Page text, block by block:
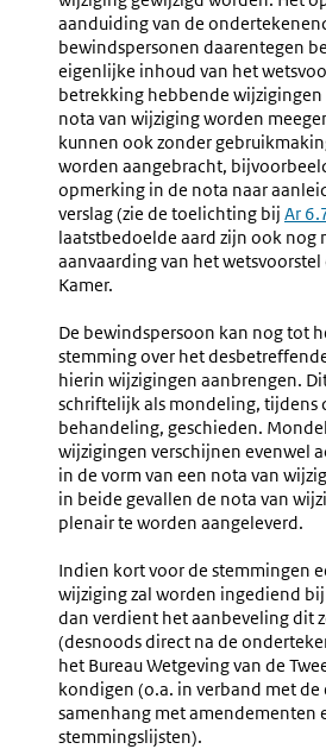
aanduiding van de
bewindspersonen daarentegen
eigenlijke inhoud van het
betrekking hebbende
nota van wijziging worden
kunnen ook zonder
worden aangebracht,
opmerking in de nota naar
verslag (zie de toelichting bij Ar
laatstbedoelde aard zijn ook nog
aanvaarding van het wetsvoorstel
Kamer.
De bewindspersoon kan nog tot
stemming over het
hierin wijzigingen aanbrengen.
schriftelijk als mondeling, tijdens
behandeling, geschieden.
wijzigingen verschijnen evenwel
in de vorm van een nota van
in beide gevallen de nota van
plenair te worden aangeleverd.
Indien kort voor de stemmingen
wijziging zal worden ingediend bij
dan verdient het aanbeveling dit
(desnoods direct na de
het Bureau Wetgeving van de
kondigen (o.a. in verband met de
samenhang met amendementen
stemmingslijsten).